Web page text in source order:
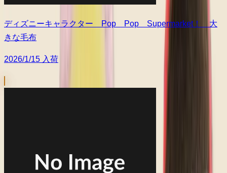
ディズニーキャラクター Pop Pop Supermarket！ 大
きな毛布
2026/1/15 入荷